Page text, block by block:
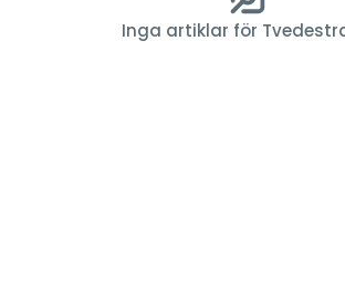
Inga artiklar för